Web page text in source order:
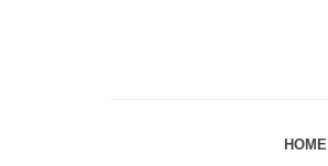
HOME